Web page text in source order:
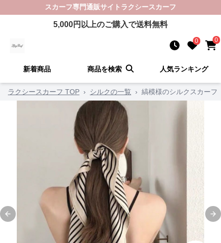
スカーフ専門通販サイト ラクシースカーフ
5,000円以上のご購入で送料無料
0 0
新着商品 商品を検索 人気ランキング
ラクシースカーフ TOP › シルクの一覧 › 縞模様のシルクスカーフ
Previous slide